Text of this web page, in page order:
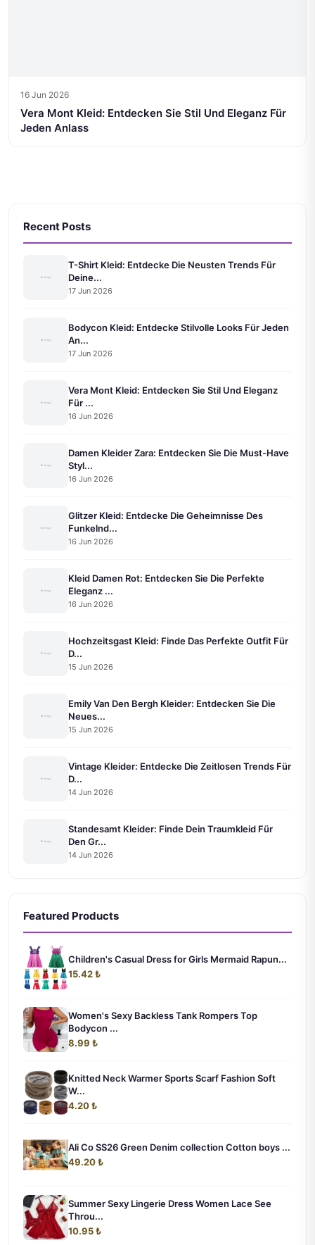
16 Jun 2026
Vera Mont Kleid: Entdecken Sie Stil Und Eleganz Für
Jeden Anlass
Recent Posts
T-Shirt Kleid: Entdecke Die Neusten Trends Für
Deine...
17 Jun 2026
Bodycon Kleid: Entdecke Stilvolle Looks Für Jeden
An...
17 Jun 2026
Vera Mont Kleid: Entdecken Sie Stil Und Eleganz
Für ...
16 Jun 2026
Damen Kleider Zara: Entdecken Sie Die Must-Have
Styl...
16 Jun 2026
Glitzer Kleid: Entdecke Die Geheimnisse Des
Funkelnd...
16 Jun 2026
Kleid Damen Rot: Entdecken Sie Die Perfekte
Eleganz ...
16 Jun 2026
Hochzeitsgast Kleid: Finde Das Perfekte Outfit Für
D...
15 Jun 2026
Emily Van Den Bergh Kleider: Entdecken Sie Die
Neues...
15 Jun 2026
Vintage Kleider: Entdecke Die Zeitlosen Trends Für
D...
14 Jun 2026
Standesamt Kleider: Finde Dein Traumkleid Für
Den Gr...
14 Jun 2026
Featured Products
Children's Casual Dress for Girls Mermaid Rapun...
15.42 ₺
Women's Sexy Backless Tank Rompers Top
Bodycon ...
8.99 ₺
Knitted Neck Warmer Sports Scarf Fashion Soft
W...
4.20 ₺
Ali Co SS26 Green Denim collection Cotton boys ...
49.20 ₺
Summer Sexy Lingerie Dress Women Lace See
Throu...
10.95 ₺